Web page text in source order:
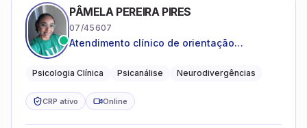
PÂMELA PEREIRA PIRES
07/45607
Atendimento clínico de orientação
crianças neurotípicas
Psicologia Clínica Psicanálise Neurodivergências
CRP ativo Online